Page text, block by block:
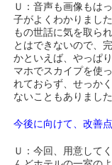
Ｕ：音声も画像もは
子がよくわかりまし
もの世話に気を取ら
とはできないので、
かといえば、やっぱ
マホでスカイプを使
れておらず、せっか
ないこともありました
今後に向けて、改善
Ｕ：今回、用意して